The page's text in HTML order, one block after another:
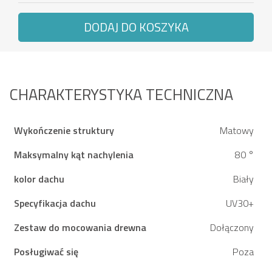
DODAJ DO KOSZYKA
CHARAKTERYSTYKA TECHNICZNA
Wykończenie struktury
Matowy
Maksymalny kąt nachylenia
80 °
kolor dachu
Biały
Specyfikacja dachu
UV30+
Zestaw do mocowania drewna
Dołączony
Posługiwać się
Poza